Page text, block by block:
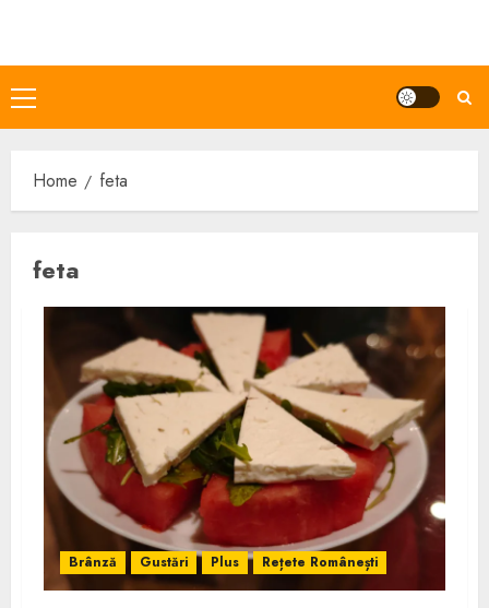
content
Primary
Menu
Home feta
feta
Brânză Gustări Plus Rețete Românești